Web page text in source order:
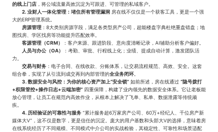
的线上门店 ，将公域流量高效沉淀为可跟进、可管理的私域客户。
2. 业财人一体化管理：堵住所有管理漏洞 房在线不仅仅是一个获客工具，更是一个强
大的ERP管理系统。
房源管理 ：8大类别房源字段，满足各类型房产公司，超能楼盘字典杜绝重盘错盘；地
图找房、学区找房等功能提升匹配效率。
客源管理（CRM）
：客户来源、跟进阶段、意向度清晰记录，AI辅助分析客户偏好。
人员与办公（OA）
：考勤、审批、行程线上化；业绩、提成自动计算，激发团队活
力。
交易与财务 ：电子合同、在线收款、分账体系，让交易流程规范、高效、安全。这套
组合拳，实现了从引流到成交再到内部管理的全业务闭环
3. 数据安全与风控：为你的核心资产加上“安全锁” 如前所述，房在线通过 “隐号拨打
+权限管控+操作日志+云端加密” 四重保障，构建了业内领先的数据安全体系。它让老板能
放心管理，让员工在规范内高效作业，从根本上解决了飞单、私单、数据泄露等传统顽
疾。
4. 历经验证的可靠性与服务 “累计服务超6万家房产公司、60万+经纪人、千位房产新
媒体大V”，这不仅是数字，更是信任的沉淀。庞大的用户基数和头部大V的选择，意味着房
在线系统经历了不同规模、不同模式中介公司的实战检验，其稳定性、可靠性和场景适配